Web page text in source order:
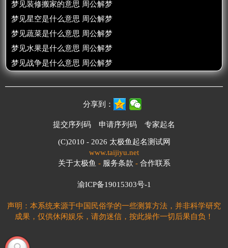
梦见装修搬家的意思 周公解梦
梦见星空是什么意思 周公解梦
梦见蔬菜是什么意思 周公解梦
梦见水果是什么意思 周公解梦
梦见战争是什么意思 周公解梦
分享到：
提交序列码 申请序列码 专家起名
(C)2010 - 2026 太极鱼起名测试网
www.taijiyu.net
关于太极鱼 - 服务条款 - 合作联系
渝ICP备19015303号-1
声明：本系统来源于中国民俗学的一些测算方法，并非科学研究
成果，仅供休闲娱乐，请勿迷信，按此操作一切后果自负！